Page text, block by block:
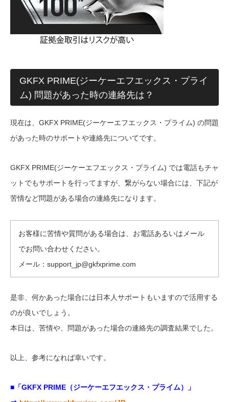
GKFX PRIME(ジーケーエフエックス・プライ
ム) 問題があった時の連絡先は？
現在は、GKFX PRIME(ジーケーエフエックス・プライム) の問題
があった時のサポートや連絡先についてです。
GKFX PRIME(ジーケーエフエックス・プライム) では電話もチャ
ットでもサポートを行ってますが、繋がらない場合には、下記が
苦情など問題がある場合の連絡先になります。
お客様に苦情や質問がある場合は、お電話あるいはメール
でお問い合わせください。
メール： support_jp@gkfxprime.com
是非、何かあった場合には日本人サポートもいますので活用する
のが良いでしょう。
本日は、苦情や、問題があった場合の連絡先の調査結果でした。
以上、参考になれば幸いです。
■「GKFX PRIME（ジーケーエフエックス・プライム）」